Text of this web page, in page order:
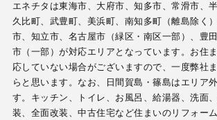
エネチタは東海市、大府市、知多市、常滑市、
久比町、武豊町、美浜町、南知多町（離島除く
市、知立市、名古屋市（緑区・南区一部）、豊
市（一部）が対応エリアとなっています。お住
応していない場合がございますので、一度弊社
らと思います。なお、日間賀島・篠島はエリア
す。キッチン、トイレ、お風呂、給湯器、洗面
装、全面改装、中古住宅など住まいのリフォー